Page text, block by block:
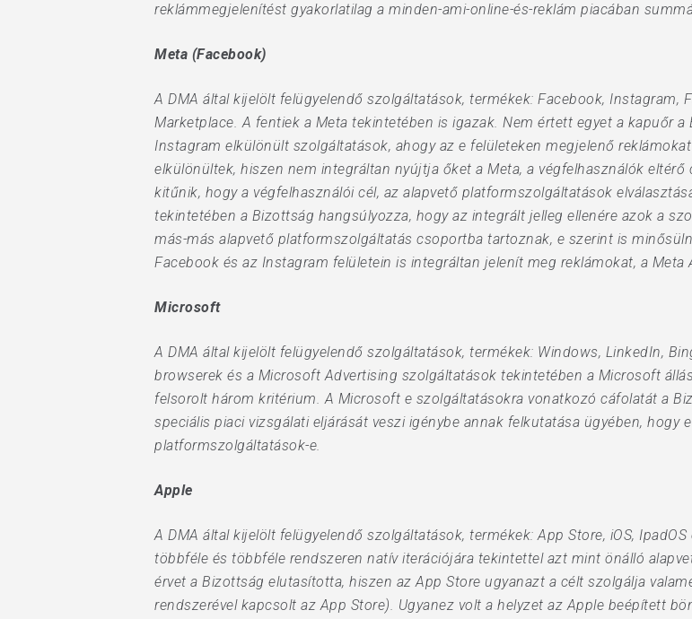
reklámmegjelenítést gyakorlatilag a minden-ami-online-és-reklám piacában
Meta (Facebook)
A DMA által kijelölt felügyelendő szolgáltatások, termékek: Facebook, Instagram,
Marketplace. A fentiek a Meta tekintetében is igazak. Nem értett egyet a kapuőr
Instagram elkülönült szolgáltatások, ahogy az e felületeken megjelenő
elkülönültek, hiszen nem integráltan nyújtja őket a Meta, a végfelhasználók
kitűnik, hogy a végfelhasználói cél, az alapvető platformszolgáltatások
tekintetében a Bizottság hangsúlyozza, hogy az integrált jelleg ellenére azok a
más-más alapvető platformszolgáltatás csoportba tartoznak, e szerint is
Facebook és az Instagram felületein is integráltan jelenít meg reklámokat, a
Microsoft
A DMA által kijelölt felügyelendő szolgáltatások, termékek: Windows, LinkedIn,
browserek és a Microsoft Advertising szolgáltatások tekintetében a Microsoft
felsorolt három kritérium. A Microsoft e szolgáltatásokra vonatkozó cáfolatát a
speciális piaci vizsgálati eljárását veszi igénybe annak felkutatása ügyében, hogy
platformszolgáltatások-e.
Apple
A DMA által kijelölt felügyelendő szolgáltatások, termékek: App Store, iOS,
többféle és többféle rendszeren natív iterációjára tekintettel azt mint önálló
érvet a Bizottság elutasította, hiszen az App Store ugyanazt a célt szolgálja
rendszerével kapcsolt az App Store). Ugyanez volt a helyzet az Apple beépített